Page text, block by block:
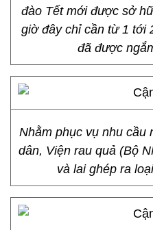
đào Tết mới được sở
giờ đây chỉ cần từ 1 tới
đã được
Nhằm phục vụ nhu cầu
dân, Viện rau quả (Bộ
và lai ghép ra